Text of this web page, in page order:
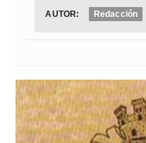
AUTOR: Redacción